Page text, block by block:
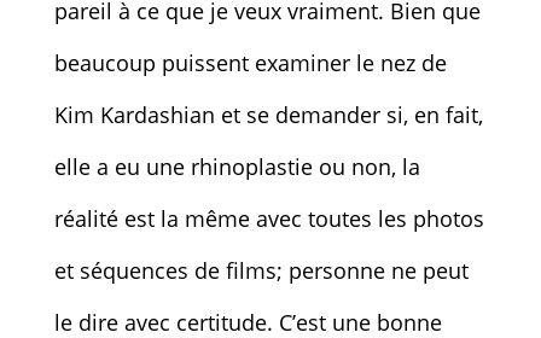
pareil à ce que je veux vraiment. Bien que
beaucoup puissent examiner le nez de
Kim Kardashian et se demander si, en fait,
elle a eu une rhinoplastie ou non, la
réalité est la même avec toutes les photos
et séquences de films; personne ne peut
le dire avec certitude. C’est une bonne